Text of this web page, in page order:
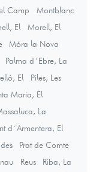
Camp
Montblanc
El
Morell, El
Móra la Nova
Palma d´Ebre, La
El
Piles, Les
Maria, El
La
d´Armentera, El
Prat de Comte
Reus
Riba, La